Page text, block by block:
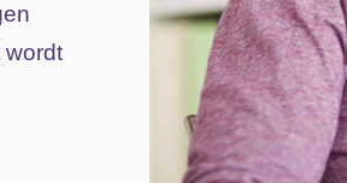
wordt